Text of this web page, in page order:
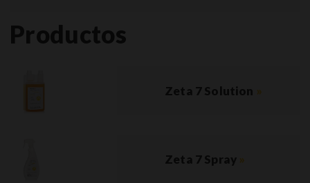
Productos
Zeta 7 Solution »
Zeta 7 Spray »